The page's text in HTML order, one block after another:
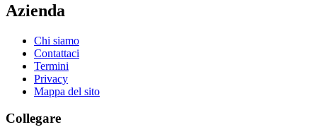
Azienda
Chi siamo
Contattaci
Termini
Privacy
Mappa del sito
Collegare